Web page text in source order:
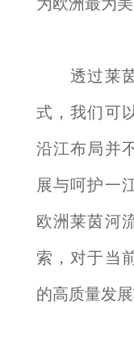
透过莱茵
式，我们可
沿江布局并
展与呵护一
欧洲莱茵河
索，对于当
的高质量发